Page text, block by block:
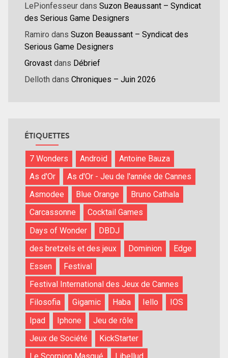
LePionfesseur dans Suzon Beaussant – Syndicat
des Serious Game Designers
Ramiro dans Suzon Beaussant – Syndicat des
Serious Game Designers
Grovast dans Débrief
Delloth dans Chroniques – Juin 2026
ÉTIQUETTES
7 Wonders Android
Antoine Bauza
As d'Or
As d'Or - Jeu de l'année de Cannes
Asmodee
Blue Orange
Bruno Cathala
Carcassonne
Cocktail Games
Days of Wonder
DBDJ
des bretzels et des jeux
Dominion
Edge
Essen
Festival
Festival International des Jeux de Cannes
Filosofia
Gigamic Haba Iello
IOS
Ipad
Iphone
Jeu de rôle
Jeux de Société
KickStarter